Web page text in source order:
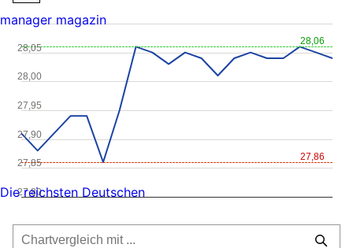
28,06
27,86
27,80
27,90
28,00
27,85
27,95
28,05
manager magazin
Die reichsten Deutschen